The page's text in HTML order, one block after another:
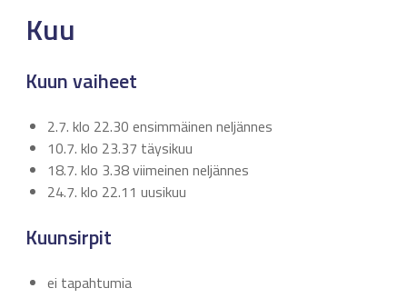
Kuu
Kuun vaiheet
2.7. klo 22.30 ensimmäinen neljännes
10.7. klo 23.37 täysikuu
18.7. klo 3.38 viimeinen neljännes
24.7. klo 22.11 uusikuu
Kuunsirpit
ei tapahtumia